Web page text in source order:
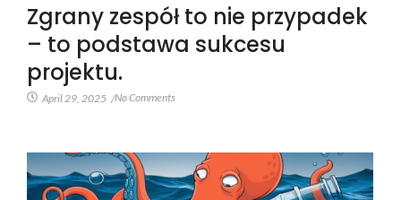
Zgrany zespół to nie przypadek
– to podstawa sukcesu
projektu.
April 29, 2025 /No Comments